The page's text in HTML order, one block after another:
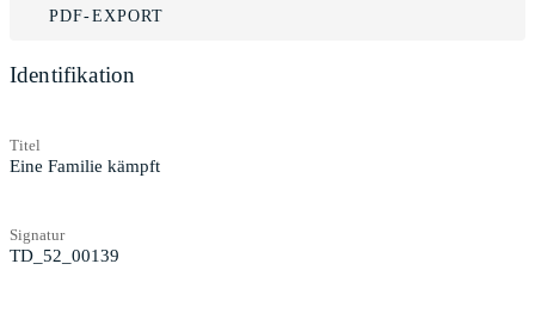
PDF-EXPORT
Identifikation
Titel
Eine Familie kämpft
Signatur
TD_52_00139